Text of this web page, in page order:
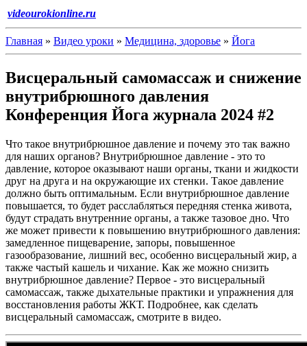
videourokionline.ru
Главная » Видео уроки » Медицина, здоровье » Йога
Висцеральный самомассаж и снижение
внутрибрюшного давления
Конференция Йога журнала 2024 #2
Что такое внутрибрюшное давление и почему это так важно
для наших органов? Внутрибрюшное давление - это то
давление, которое оказывают наши органы, ткани и жидкости
друг на друга и на окружающие их стенки. Такое давление
должно быть оптимальным. Если внутрибрюшное давление
повышается, то будет расслабляться передняя стенка живота,
будут страдать внутренние органы, а также тазовое дно. Что
же может привести к повышению внутрибрюшного давления:
замедленное пищеварение, запоры, повышенное
газообразование, лишний вес, особенно висцеральный жир, а
также частый кашель и чихание. Как же можно снизить
внутрибрюшное давление? Первое - это висцеральный
самомассаж, также дыхательные практики и упражнения для
восстановления работы ЖКТ. Подробнее, как сделать
висцеральный самомассаж, смотрите в видео.